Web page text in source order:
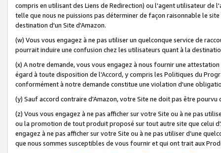
compris en utilisant des Liens de Redirection) ou l'agent utilisateur
telle que nous ne puissions pas déterminer de façon raisonnable le
destination d'un Site d'Amazon.
(w) Vous vous engagez à ne pas utiliser un quelconque service de
pourrait induire une confusion chez les utilisateurs quant à la
(x) A notre demande, vous vous engagez à nous fournir une
égard à toute disposition de l'Accord, y compris les Politiques du
conformément à notre demande constitue une violation d'une
(y) Sauf accord contraire d'Amazon, votre Site ne doit pas être
(z) Vous vous engagez à ne pas afficher sur votre Site ou à ne pas
ou la promotion de tout produit proposé sur tout autre site que celui
engagez à ne pas afficher sur votre Site ou à ne pas utiliser d’une
que nous sommes susceptibles de vous fournir et qui ont trait aux